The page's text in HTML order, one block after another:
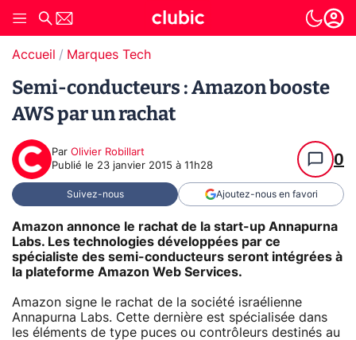
Accueil Marques Tech
Semi-conducteurs : Amazon booste
AWS par un rachat
Par Olivier Robillart
Publié le 23 janvier 2015 à 11h28 0
Suivez-nous Ajoutez-nous en favori
Amazon annonce le rachat de la start-up Annapurna
Labs. Les technologies développées par ce
spécialiste des semi-conducteurs seront intégrées à
la plateforme Amazon Web Services.
Amazon signe le rachat de la société israélienne
Annapurna Labs. Cette dernière est spécialisée dans
les éléments de type puces ou contrôleurs destinés au